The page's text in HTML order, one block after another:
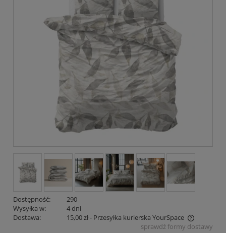
Dostępność:
290
Wysyłka w:
4 dni
Dostawa:
15,00 zł- Przesyłka kurierska YourSpace
Cena nie zawiera ewentualnych kosztów płatnościsprawdź formy dostawy